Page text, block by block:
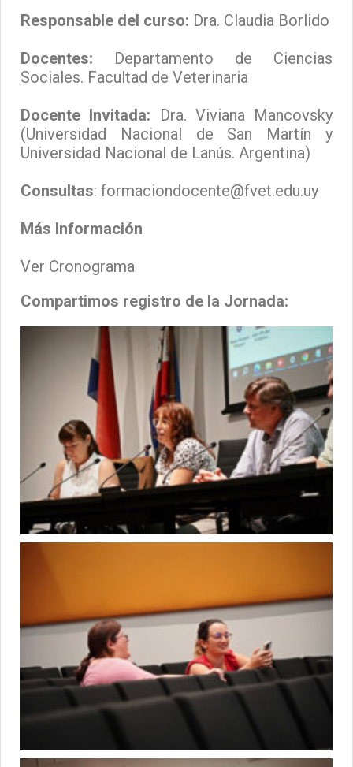
Responsable del curso: Dra. Claudia Borlido
Docentes: Departamento de Ciencias
Sociales. Facultad de Veterinaria
Docente Invitada: Dra. Viviana Mancovsky
(Universidad Nacional de San Martín y
Universidad Nacional de Lanús. Argentina)
Consultas: formaciondocente@fvet.edu.uy
Más Información
Ver Cronograma
Compartimos registro de la Jornada: